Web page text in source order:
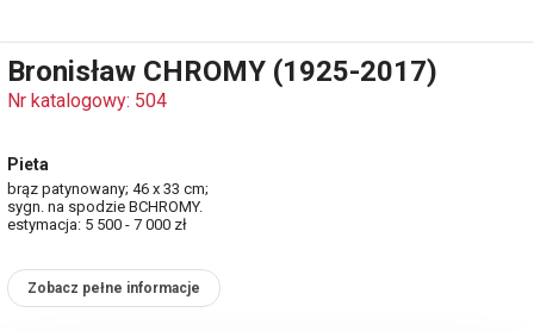
Bronisław CHROMY (1925-2017)
Nr katalogowy: 504
Pieta
brąz patynowany; 46 x 33 cm;
sygn. na spodzie BCHROMY.
estymacja: 5 500 - 7 000 zł
Zobacz pełne informacje